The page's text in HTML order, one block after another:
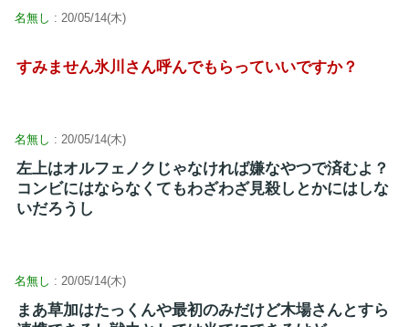
名無し : 20/05/14(木)
すみません氷川さん呼んでもらっていいですか？
名無し : 20/05/14(木)
左上はオルフェノクじゃなければ嫌なやつで済むよ？
コンビにはならなくてもわざわざ見殺しとかにはしな
いだろうし
名無し : 20/05/14(木)
まあ草加はたっくんや最初のみだけど木場さんとすら